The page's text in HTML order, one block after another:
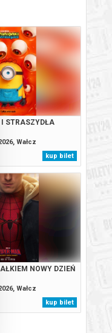
I STRASZYDŁA
Wałcz
kup bilet
NOWY DZIEŃ
Wałcz
kup bilet